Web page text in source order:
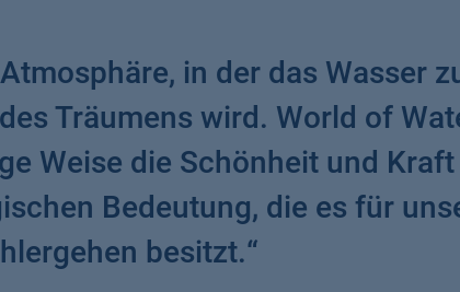
in der das Wasser
Träumens wird. World of
Weise die Schönheit und Kraft
Bedeutung, die es für
besitzt.“